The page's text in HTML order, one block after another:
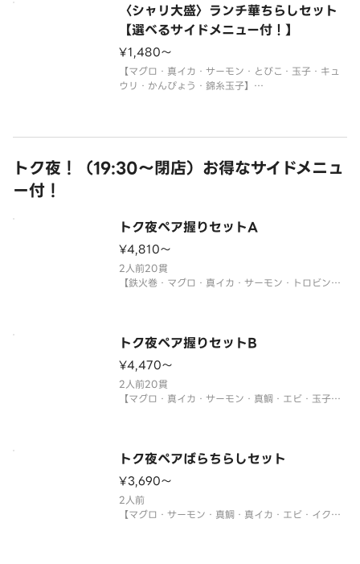
※年末年始・お盆期間中はランチの販売をお休みさ
せていただく場合がございます。
サイドメニューは下記よりお選び
〈シャリ大盛〉ランチ華ちらしセット
【選べるサイドメニュー付！】
¥1,480〜
【マグロ・真イカ・サーモン・とびこ・玉子・キュ
ウリ・かんぴょう・錦糸玉子】
※使い捨て容器でお届けします。
トク夜！（19:30～閉店）お得なサイドメニュ
ー付！
トク夜ペア握りセットA
¥4,810〜
2人前20貫
【鉄火巻・マグロ・真イカ・サーモン・トロビンチ
だく場合がございます。
サイドメニューは下記よりお選びください。
※〈カッ
トク夜ペア握りセットB
¥4,470〜
2人前20貫
【マグロ・真イカ・サーモン・真鯛・エビ・玉子・
だく場合がございます。
サイドメニューは下記よりお選びください。
※〈カップ赤だし（あさり）〉
トク夜ペアばらちらしセット
¥3,690〜
2人前
【マグロ・サーモン・真鯛・真イカ・エビ・イク